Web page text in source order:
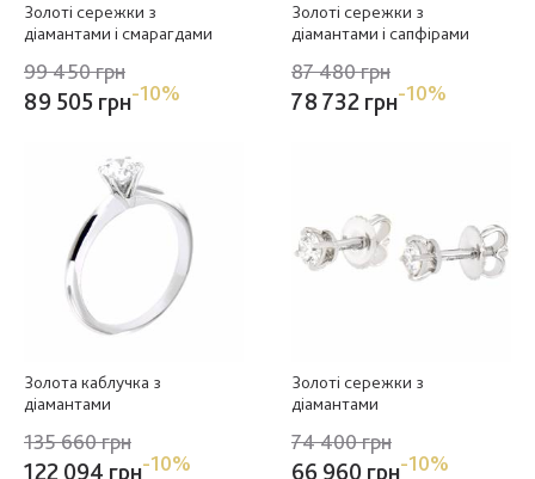
Золоті сережки з
діамантами і смарагдами
99 450 грн
89 505 грн-10%
Золоті сережки з
діамантами і сапфірами
87 480 грн
78 732 грн-10%
Золота каблучка з
діамантами
135 660 грн
122 094 грн-10%
Золоті сережки з
діамантами
74 400 грн
66 960 грн-10%